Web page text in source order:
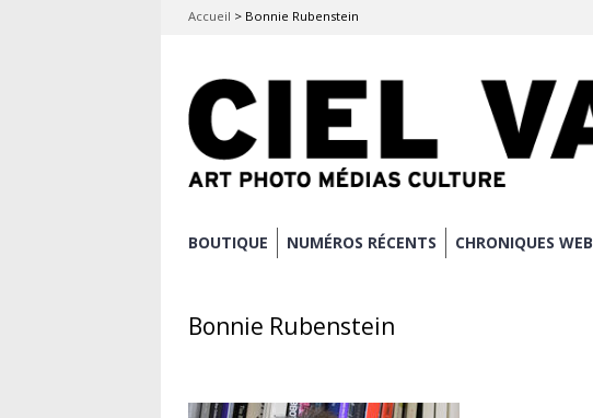
Accueil > Bonnie Rubenstein
Aller
principal
BOUTIQUE NUMÉROS RÉCENTS CHRONIQUES WEB
Bonnie Rubenstein